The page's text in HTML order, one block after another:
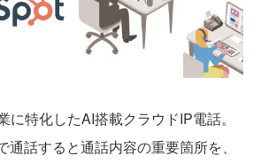
特化したAI搭載クラウドIP電話。
通話すると通話内容の重要箇所を、